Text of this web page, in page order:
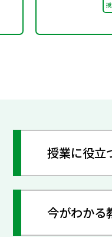
授業に役立
今がわかる